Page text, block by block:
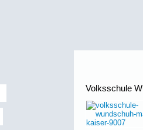
Volksschule